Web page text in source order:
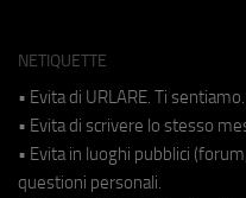
NETIQUETTE
• Evita di URLARE. Ti sentiamo.
• Evita di scrivere lo stesso
• Evita in luoghi pubblici
questioni personali.